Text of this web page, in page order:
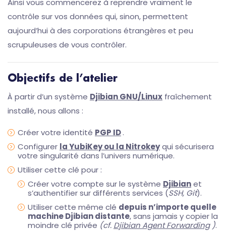
Ainsi vous commencerez à reprendre vraiment le
contrôle sur vos données qui, sinon, permettent
aujourd’hui à des corporations étrangères et peu
scrupuleuses de vous contrôler.
Objectifs de l’atelier
À partir d’un système Djibian GNU/Linux fraîchement
installé, nous allons :
Créer votre identité PGP ID.
Configurer la YubiKey ou la Nitrokeyqui sécurisera
votre singularité dans l’univers numérique.
Utiliser cette clé pour :
Créer votre compte sur le système Djibianet
s’authentifier sur différents services (SSH, Git).
Utiliser cette même clé depuis n’importe quelle
machine Djibian distante, sans jamais y copier la
moindre clé privée (cf. Djibian Agent Forwarding).